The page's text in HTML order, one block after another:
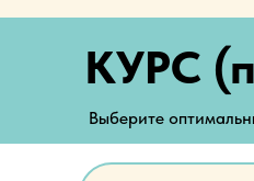
КУРС
Выберите